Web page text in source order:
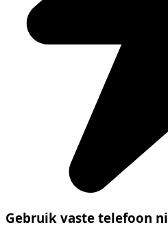
Gebruik vaste telefoon